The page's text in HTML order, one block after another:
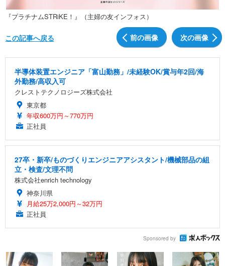
『プラチナムSTRiKE！』（主婦の友インフォス）
前の画像 次の画像
この記事へ戻る
半導体装置エンジニア「富山勤務」/未経験OK/賞与年2回/海
外勤務/高収入可
クレストテクノロジーズ株式会社
東京都
年収600万円～770万円
正社員
27卒・新卒/ものづくりエンジニアアシスタント/機械部品の組
立・検査/文理不問
株式会社enrich technology
神奈川県
月給25万2,000円～32万円
正社員
Sponsored by